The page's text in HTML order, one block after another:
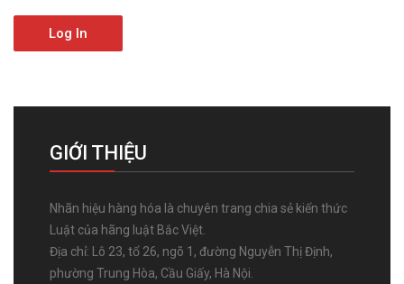
Log In
GIỚI THIỆU
Nhãn hiệu hàng hóa là chuyên trang chia sẻ kiến thức
Luật của hãng luật Bắc Việt.
Địa chỉ: Lô 23, tổ 26, ngõ 1, đường Nguyễn Thị Định,
phường Trung Hòa, Cầu Giấy, Hà Nội.